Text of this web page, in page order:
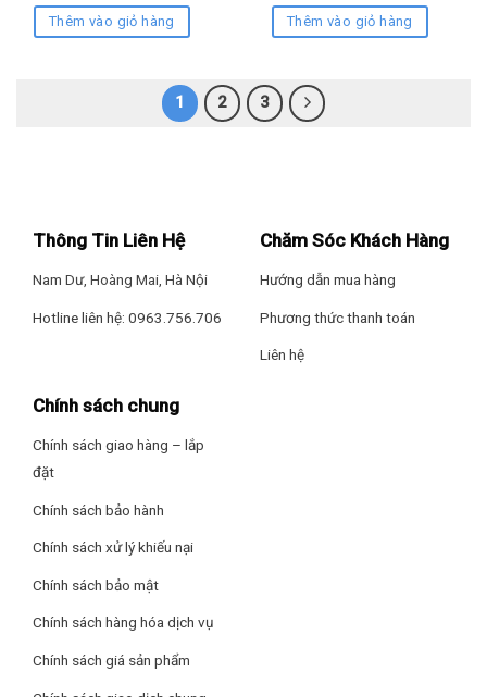
Thêm vào giỏ hàng Thêm vào giỏ hàng
1 2 3
Thông Tin Liên Hệ
Nam Dư, Hoàng Mai, Hà Nội
Hotline liên hệ: 0963.756.706
Chăm Sóc Khách Hàng
Hướng dẫn mua hàng
Phương thức thanh toán
Liên hệ
Chính sách chung
Chính sách giao hàng – lắp
đặt
Chính sách bảo hành
Chính sách xử lý khiếu nại
Chính sách bảo mật
Chính sách hàng hóa dịch vụ
Chính sách giá sản phẩm